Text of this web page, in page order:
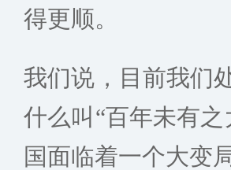
得更顺。
我们说，目前我们
什么叫“百年未有
国面临着一个大变